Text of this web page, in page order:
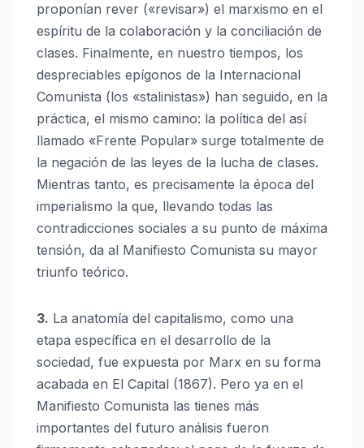
proponían rever («revisar») el marxismo en el
espíritu de la colaboración y la conciliación de
clases. Finalmente, en nuestro tiempos, los
despreciables epígonos de la Internacional
Comunista (los «stalinistas») han seguido, en la
práctica, el mismo camino: la política del así
llamado «Frente Popular» surge totalmente de
la negación de las leyes de la lucha de clases.
Mientras tanto, es precisamente la época del
imperialismo la que, llevando todas las
contradicciones sociales a su punto de máxima
tensión, da al Manifiesto Comunista su mayor
triunfo teórico.
3. La anatomía del capitalismo, como una
etapa específica en el desarrollo de la
sociedad, fue expuesta por Marx en su forma
acabada en El Capital (1867). Pero ya en el
Manifiesto Comunista las tienes más
importantes del futuro análisis fueron